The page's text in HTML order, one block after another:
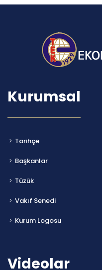
Kurumsal
Tarihçe
Başkanlar
Tüzük
Vakıf Senedi
Kurum Logosu
Videolar